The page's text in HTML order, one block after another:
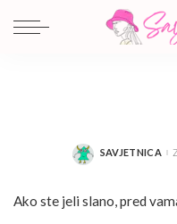
POSTED
SAVJETNICA
Ako ste jeli slano, pred